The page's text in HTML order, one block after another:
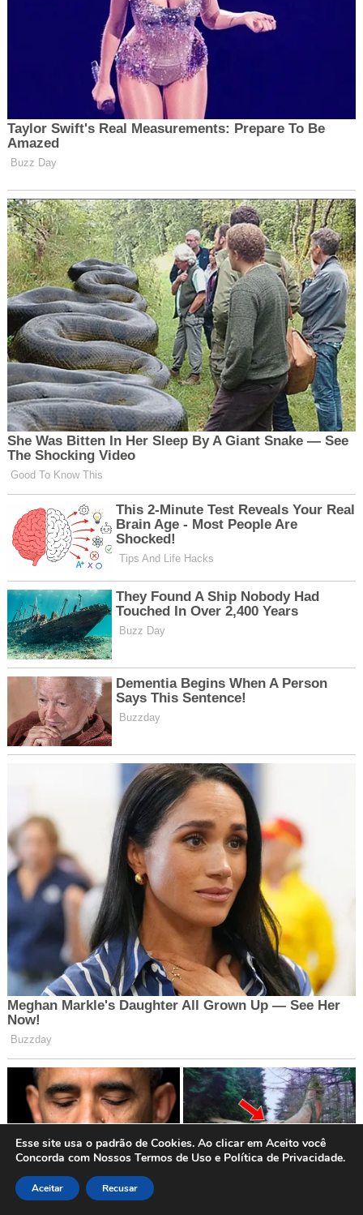
Esse site usa o padrão de Cookies. Ao clicar em Aceito você
Concorda com Nossos Termos de Uso e Política de Privacidade.
Aceitar Recusar